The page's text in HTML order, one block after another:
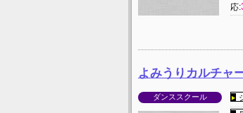
応:
よみうりカルチャ
ダンススクール